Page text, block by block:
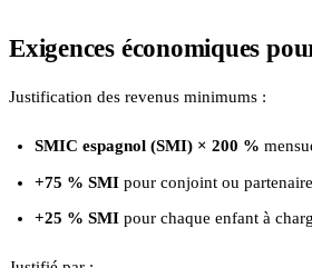
Exigences économiques
Justification des revenus minimums :
SMIC espagnol (SMI) × 200 %
+75 % SMIpour conjoint ou
+25 % SMIpour chaque enfant à